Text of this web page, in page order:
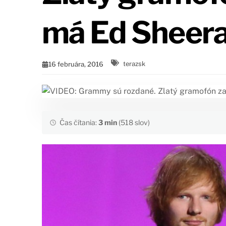
má Ed
16 februára, 2016 terazsk
Čas čítania:3 min(518 slov)